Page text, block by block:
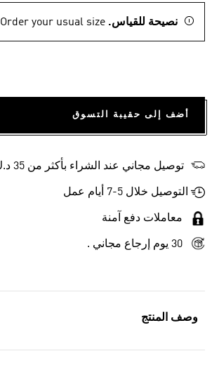
وصف المنتج
نصيحة للقياس. Order your usual size.
أضف إلى حقيبة التسوق
توصيل مجاني عند الشراء بأكثر من 35 د.ك
التوصيل خلال 5-7 أيام عمل
معاملات دفع آمنة